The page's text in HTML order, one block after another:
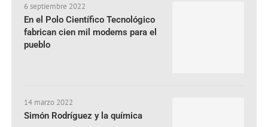
6 septiembre 2022
En el Polo Científico Tecnológico
fabrican cien mil modems para el
pueblo
14 marzo 2022
Simón Rodríguez y la química